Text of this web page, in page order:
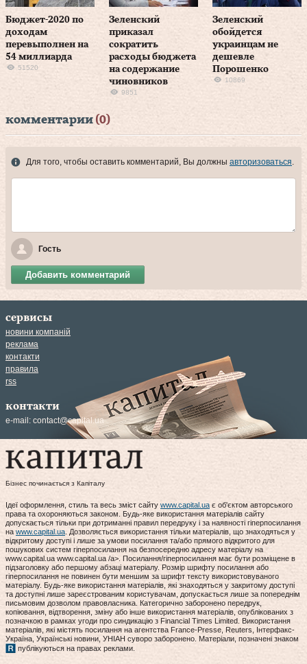
Бюджет-2020 по
доходам
перевыполнен на
54 миллиарда
51520
Зеленский
приказал
сократить
расходы бюджета
на содержание
чиновников
9851
Зеленский
обойдется
украинцам не
дешевле
Порошенко
10869
комментарии (0)
Для того, чтобы оставить комментарий, Вы должны авторизоваться.
Гость
Добавить комментарий
сервисы
новини компаній
реклама
контакти
правила
rss
контакти
e-mail: contact@capital.ua
Бізнес починається з Капіталу
Ідеї оформлення, стиль та весь зміст сайту www.capital.ua є об'єктом авторського
права та охороняються законом. Будь-яке використання матеріалів сайту
допускається тільки при дотриманні правил передруку і за наявності гіперпосилання
на www.capital.ua . Дозволяється використання тільки матеріалів, що знаходяться у
відкритому доступі і лише за умови посилання та/або прямого відкритого для
пошукових систем гіперпосилання на безпосередню адресу матеріалу на
www.capital.ua www.capital.ua /a>. Посилання/гіперпосилання має бути розміщене в
підзаголовку або першому абзаці матеріалу. Розмір шрифту посилання або
гіперпосилання не повинен бути меншим за шрифт тексту використовуваного
матеріалу. Будь-яке використання матеріалів, які знаходяться у закритому доступі
та доступні лише зареєстрованим користувачам, допускається лише за попереднім
письмовим дозволом правовласника. Категорично заборонено передрук,
копіювання, відтворення, зміну або інше використання матеріалів, опублікованих з
позначкою в рамках угоди про синдикацію з Financial Times Limited. Використання
матеріалів, які містять посилання на агентства France-Presse, Reuters, Інтерфакс-
Україна, Українські новини, УНІАН суворо заборонено. Матеріали, позначені знаком
публікуються на правах реклами.